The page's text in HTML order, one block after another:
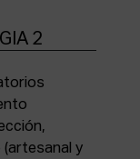
2
(artesanal y